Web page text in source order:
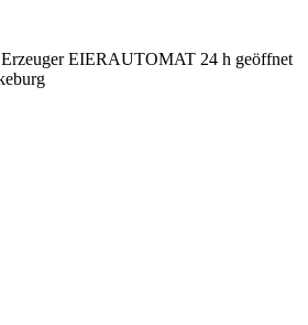
EIERAUTOMAT 24 h geöffnet